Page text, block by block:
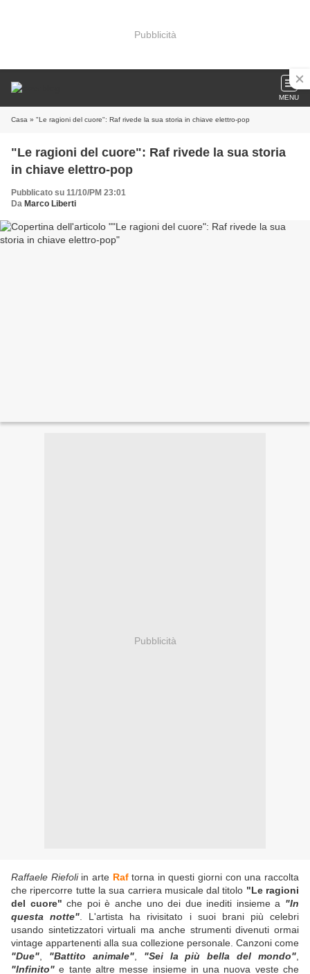
Pubblicità
MENU
Casa » "Le ragioni del cuore": Raf rivede la sua storia in chiave elettro-pop
"Le ragioni del cuore": Raf rivede la sua storia
in chiave elettro-pop
Pubblicato su 11/10/PM 23:01
Da Marco Liberti
Pubblicità
Raffaele Riefoliin arte Raftorna in questi giorni con una raccolta
che ripercorre tutte la sua carriera musicale dal titolo "Le ragioni
del cuore" che poi è anche uno dei due inediti insieme a "In
questa notte" . L'artista ha rivisitato i suoi brani più celebri
usando sintetizzatori virtuali ma anche strumenti divenuti ormai
vintage appartenenti alla sua collezione personale. Canzoni come
"Due"
"Battito animale", "Sei la più bella del mondo"
"Infinito" e tante altre messe insieme in una nuova veste che